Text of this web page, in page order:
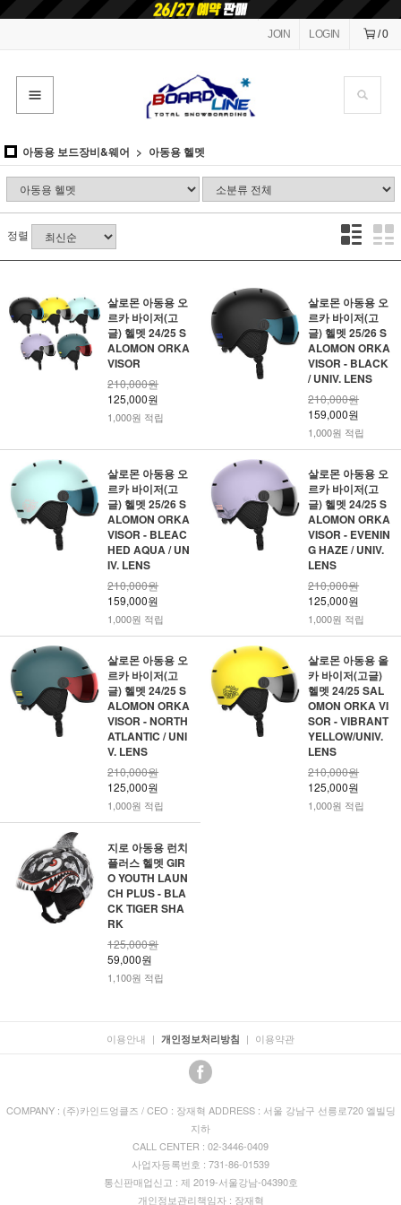
/0
LOGIN
JOIN
아동용 보드장비&웨어 아동용 헬멧
정렬
살로몬 아동용 오
르카 바이저(고
글) 헬멧 24/25 S
ALOMON ORKA
VISOR
210,000원
125,000원
1,000원 적립
살로몬 아동용 오
르카 바이저(고
글) 헬멧 25/26 S
ALOMON ORKA
VISOR - BLACK
/ UNIV. LENS
210,000원
159,000원
1,000원 적립
살로몬 아동용 오
르카 바이저(고
글) 헬멧 25/26 S
ALOMON ORKA
VISOR - BLEAC
HED AQUA / UN
IV. LENS
210,000원
159,000원
1,000원 적립
살로몬 아동용 오
르카 바이저(고
글) 헬멧 24/25 S
ALOMON ORKA
VISOR - EVENIN
G HAZE / UNIV.
LENS
210,000원
125,000원
1,000원 적립
살로몬 아동용 오
르카 바이저(고
글) 헬멧 24/25 S
ALOMON ORKA
VISOR - NORTH
ATLANTIC / UNI
V. LENS
210,000원
125,000원
1,000원 적립
살로몬 아동용 올
카 바이저(고글)
헬멧 24/25 SAL
OMON ORKA VI
SOR - VIBRANT
YELLOW/UNIV.
LENS
210,000원
125,000원
1,000원 적립
지로 아동용 런치
플러스 헬멧 GIR
O YOUTH LAUN
CH PLUS - BLA
CK TIGER SHA
RK
125,000원
59,000원
1,100원 적립
이용안내 | 개인정보처리방침 | 이용약관
COMPANY : (주)카인드엉클즈 / CEO : 장재혁 ADDRESS : 서울 강남구 선릉로720 엘빌딩
지하
CALL CENTER : 02-3446-0409
사업자등록번호 : 731-86-01539
통신판매업신고 : 제 2019-서울강남-04390호
개인정보관리책임자 : 장재혁